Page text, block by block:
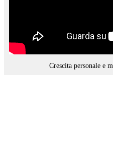
Crescita personale e